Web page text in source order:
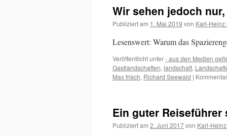
welcher
Reiseführer
passt
Dir?
Wir sehen jedoch
Publiziert am 1. Mai 2019 von Karl-Heinz
Lesenswert: Warum das
Veröffentlicht unter- aus den Medien
Gastlandschaften, landschaft,
Max frisch, Richard Seewald |
Ein guter
Publiziert am 2. Juni 2017von Karl-